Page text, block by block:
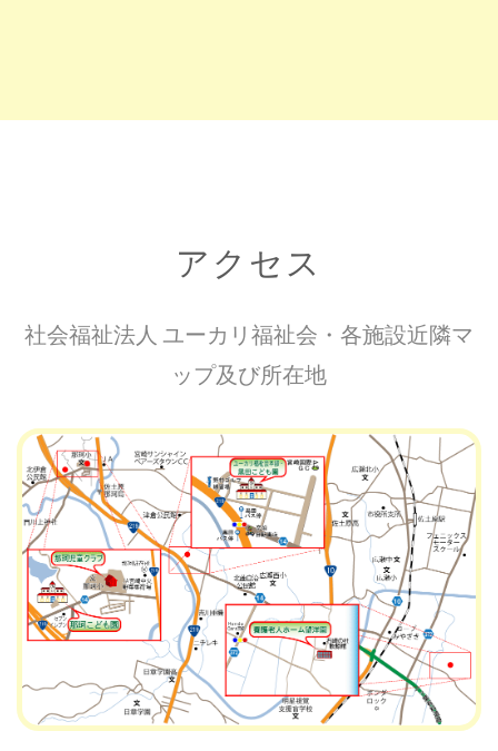
アクセス
社会福祉法人 ユーカリ福祉会・各施設近隣マ
ップ及び所在地